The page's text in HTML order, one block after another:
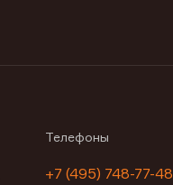
Телефоны
+7 (495) 748-77-48